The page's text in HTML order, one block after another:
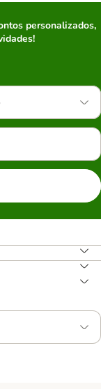
personalizados,